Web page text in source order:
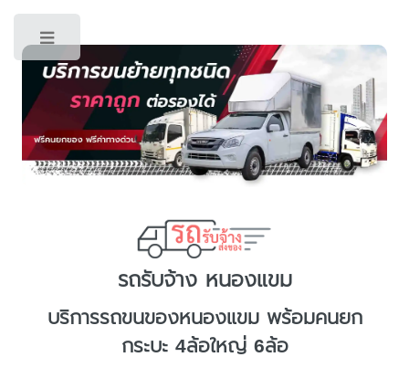
รถรับจ้าง หนองแขม
บริการรถขนของหนองแขมพร้อมคนยก
กระบะ 4ล้อใหญ่ 6ล้อ
Toggle